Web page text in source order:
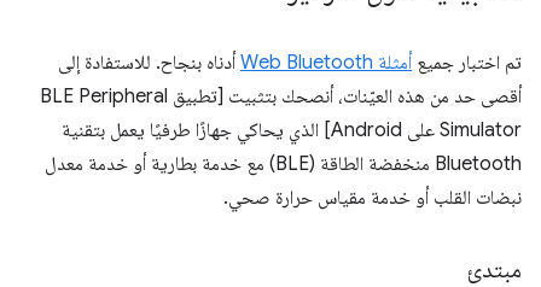
تم اختبار جميع أمثلة Web Bluetooth
أدناه بنجاح. للاستفادة إلى
أقصى حد من هذه العيّنات، أنصحك بتثبيت [تطبيق BLE Peripheral
Simulator على Android] الذي يحاكي جهازًا طرفيًا يعمل بتقنية
Bluetooth منخفضة الطاقة (BLE) مع خدمة بطارية أو خدمة معدل
نبضات القلب أو خدمة مقياس حرارة صحي.
مبتدئ